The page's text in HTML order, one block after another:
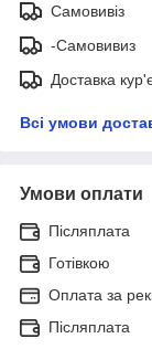
Самовивіз
-Самовивиз
Доставка
Всі умови
Умови оплати
Післяплата
Готівкою
Оплата за
Післяплата